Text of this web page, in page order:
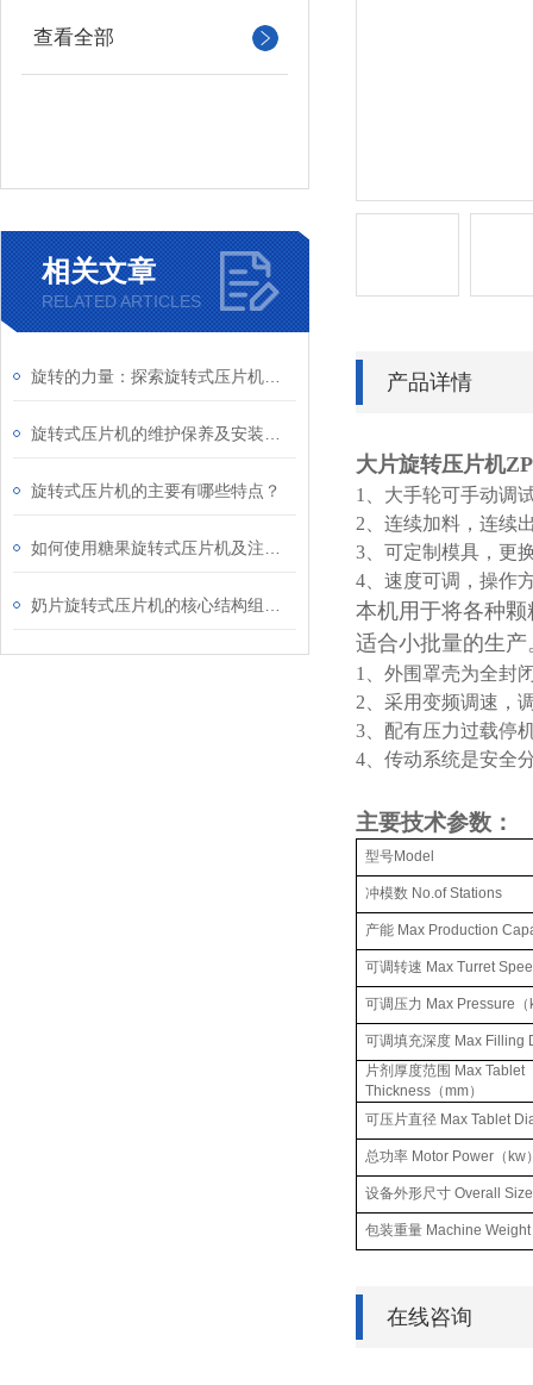
查看全部
相关文章
RELATED ARTICLES
旋转式压片机的主要有哪些特点？
产品详情
大片旋转压片机
1
、大手轮可手动调
2 、连续加料，连续
3 、可定制模具，更
4 、速度可调，操作
本机用于将各种
适合小批量的生产
1
、外围罩壳为全封
2 、采用变频调速，
3 、配有压力过载停
4 、传动系统是安全
主要技术参数：
型号Model
冲模数 No.of Stations
产能 Max Production
可调转速 Max Turret
可调 压力 Max Pressure （
可调填充深度 Max Filling
片剂厚度范围 Max Tablet
Thickness （mm）
可压片直径 Max Tablet
总功率 Motor Power （ kw
设备外形尺寸 Overall Size
包装重量 Machine Weight
在线咨询